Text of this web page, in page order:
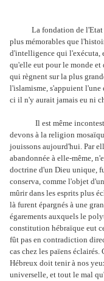
La fondation de l'Etat
plus mémorables que
d'intelligence qui l'exécuta,
qu'elle eut pour le monde
qui règnent sur la plus
l'islamisme, s'appuient l'une
ci il n'y aurait jamais eu ni
Il est même
devons à la religion
jouissons aujourd'hui. Par
abandonnée à elle-même,
doctrine d'un Dieu unique,
conserva, comme l'objet
mûrir dans les esprits plus
là furent épargnés à une
égarements auxquels le
constitution hébraïque eut
fût pas en contradiction
cas chez les païens
Hébreux doit tenir à nos
universelle, et tout le mal